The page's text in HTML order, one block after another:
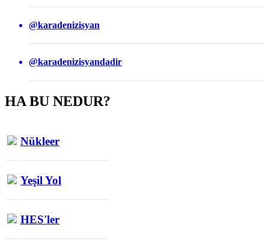
@karadenizisyan
@karadenizisyandadir
HA BU NEDUR?
Nükleer
Yeşil Yol
HES'ler